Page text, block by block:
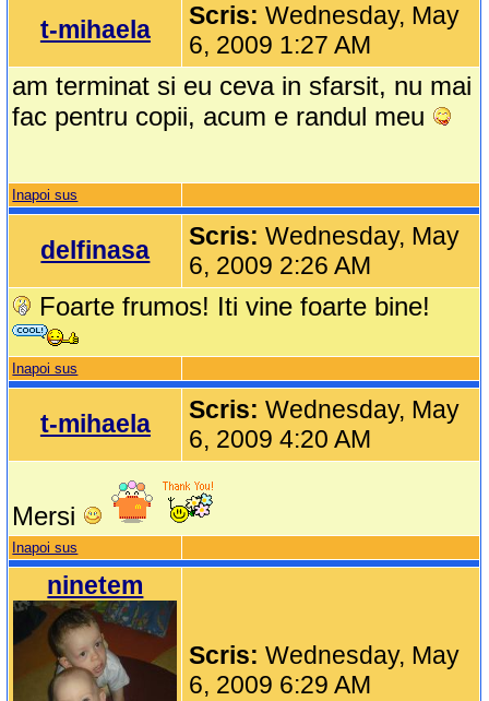
t-mihaela Scris:Wednesday, May
6, 2009 1:27 AM
am terminat si eu ceva in sfarsit, nu mai
fac pentru copii, acum e randul meu
Inapoi sus
delfinasa Scris:Wednesday, May
6, 2009 2:26 AM
Foarte frumos! Iti vine foarte bine!
Inapoi sus
t-mihaela Scris:Wednesday, May
6, 2009 4:20 AM
Mersi
Inapoi sus
ninetem
Scris:Wednesday, May
6, 2009 6:29 AM